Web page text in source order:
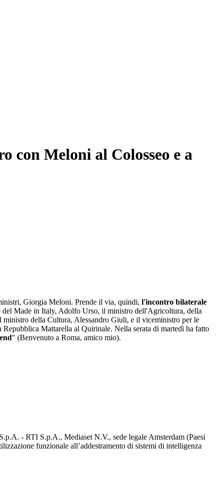
Meloni al Colosseo e a
Giorgia Meloni. Prende il via, quindi, l'incontro bilaterale
Made in Italy, Adolfo Urso, il ministro dell'Agricoltura, della
della Cultura, Alessandro Giuli, e il viceministro per le
Mattarella al Quirinale. Nella serata di martedì ha fatto
" (Benvenuto a Roma, amico mio).
- RTI S.p.A., Mediaset N.V., sede legale Amsterdam (Paesi
funzionale all’addestramento di sistemi di intelligenza